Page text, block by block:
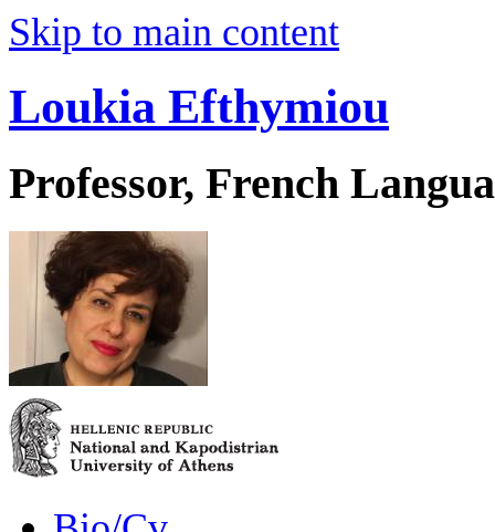
Skip to main content
Loukia Efthymiou
Professor, French